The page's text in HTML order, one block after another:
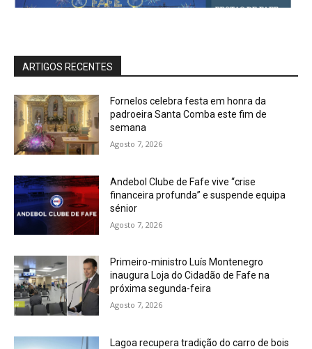
ARTIGOS RECENTES
Fornelos celebra festa em honra da
padroeira Santa Comba este fim de
semana
Agosto 7, 2026
Andebol Clube de Fafe vive “crise
financeira profunda” e suspende equipa
sénior
Agosto 7, 2026
Primeiro-ministro Luís Montenegro
inaugura Loja do Cidadão de Fafe na
próxima segunda-feira
Agosto 7, 2026
Lagoa recupera tradição do carro de bois